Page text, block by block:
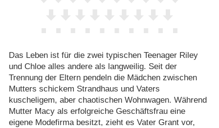
Das Leben ist für die zwei typischen Teenager Riley
und Chloe alles andere als langweilig. Seit der
Trennung der Eltern pendeln die Mädchen zwischen
Mutters schickem Strandhaus und Vaters
kuscheligem, aber chaotischen Wohnwagen. Während
Mutter Macy als erfolgreiche Geschäftsfrau eine
eigene Modefirma besitzt, zieht es Vater Grant vor,